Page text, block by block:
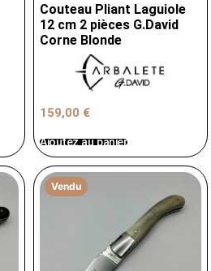
Couteau Pliant Laguiole
12 cm 2 pièces G.David
Corne Blonde
159,00 €
Ajoutez au panier
Vendu